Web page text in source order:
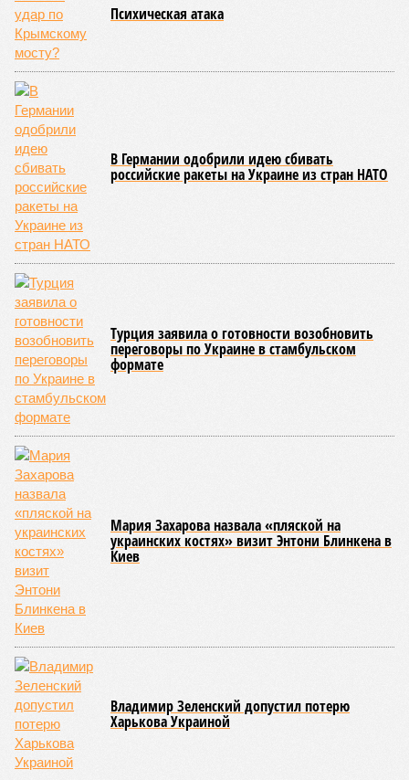
Психическая атака
В Германии одобрили идею сбивать
российские ракеты на Украине из стран НАТО
Турция заявила о готовности возобновить
переговоры по Украине в стамбульском
формате
Мария Захарова назвала «пляской на
украинских костях» визит Энтони Блинкена в
Киев
Владимир Зеленский допустил потерю
Харькова Украиной